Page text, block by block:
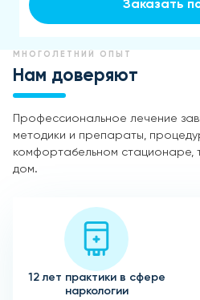
Заказать
МНОГОЛЕТНИЙ ОПЫТ
Нам доверяют
Профессиональное лечение
методики и препараты,
комфортабельном стационаре,
дом.
12 лет практики в сфере
наркологии